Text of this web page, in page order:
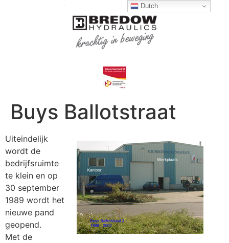
Buys Ballotstraat
Uiteindelijk
wordt de
bedrijfsruimte
te klein en op
30 september
1989 wordt het
nieuwe pand
geopend.
Met de
Dutch